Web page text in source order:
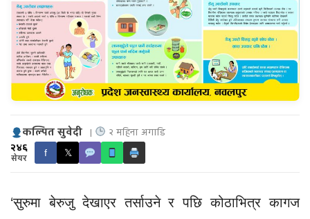
कल्पित सुवेदी | २ महिना अगाडि
२४६
सेयर
f 𝕏
‘सुरुमा बेरुजु देखाएर तर्साउने र पछि कोठाभित्र कागज